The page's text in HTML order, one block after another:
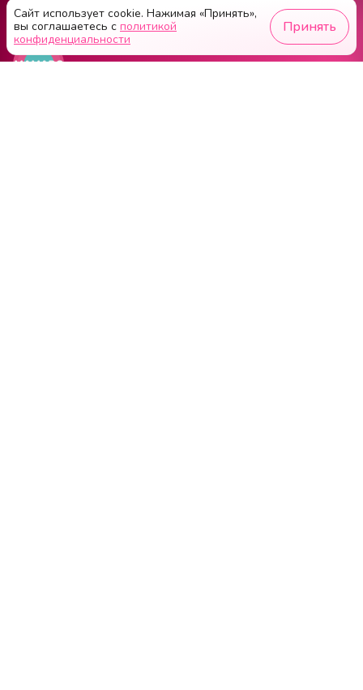
Сайт использует cookie. Нажимая «Принять»,
вы соглашаетесь с политикой
конфиденциальности
Принять